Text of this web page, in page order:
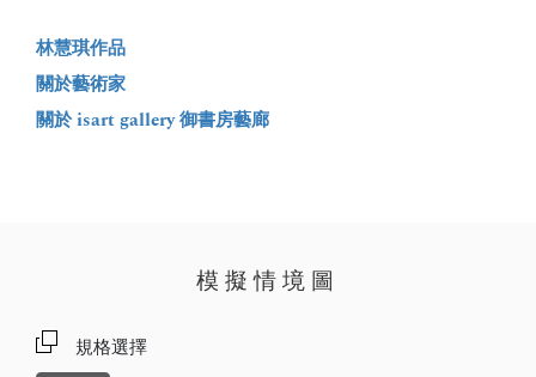
林慧琪作品
關於藝術家
關於 isart gallery 御書房藝廊
模擬情境圖
規格選擇